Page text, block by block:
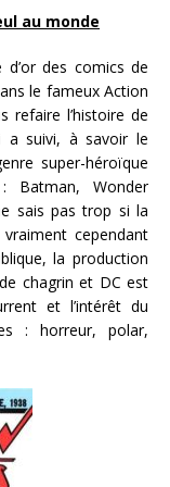
au monde
des comics de
le fameux Action
refaire l’histoire de
a suivi, à savoir le
super-héroïque
Batman, Wonder
sais pas trop si la
cependant
la production
chagrin et DC est
et l’intérêt du
: horreur, polar,